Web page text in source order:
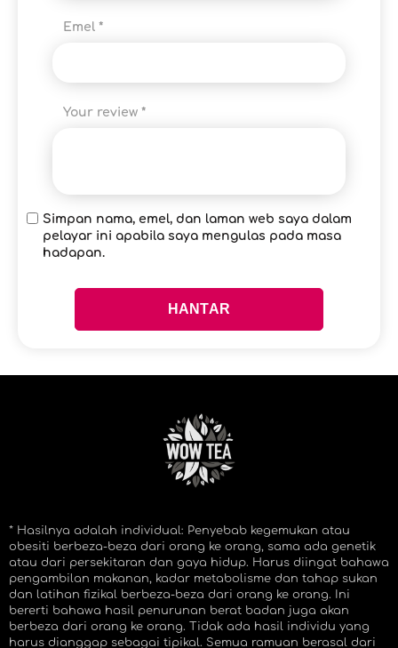
Your review *
Emel *
Simpan nama, emel, dan laman web saya dalam
pelayar ini apabila saya mengulas pada masa
hadapan.
* Hasilnya adalah individual: Penyebab kegemukan atau
obesiti berbeza-beza dari orang ke orang, sama ada genetik
atau dari persekitaran dan gaya hidup. Harus diingat bahawa
pengambilan makanan, kadar metabolisme dan tahap sukan
dan latihan fizikal berbeza-beza dari orang ke orang. Ini
bererti bahawa hasil penurunan berat badan juga akan
berbeza dari orang ke orang. Tidak ada hasil individu yang
harus dianggap sebagai tipikal. Semua ramuan berasal dari